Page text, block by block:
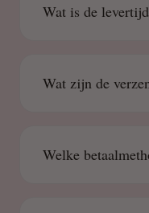
Wat is de
Wat zijn de
Welke